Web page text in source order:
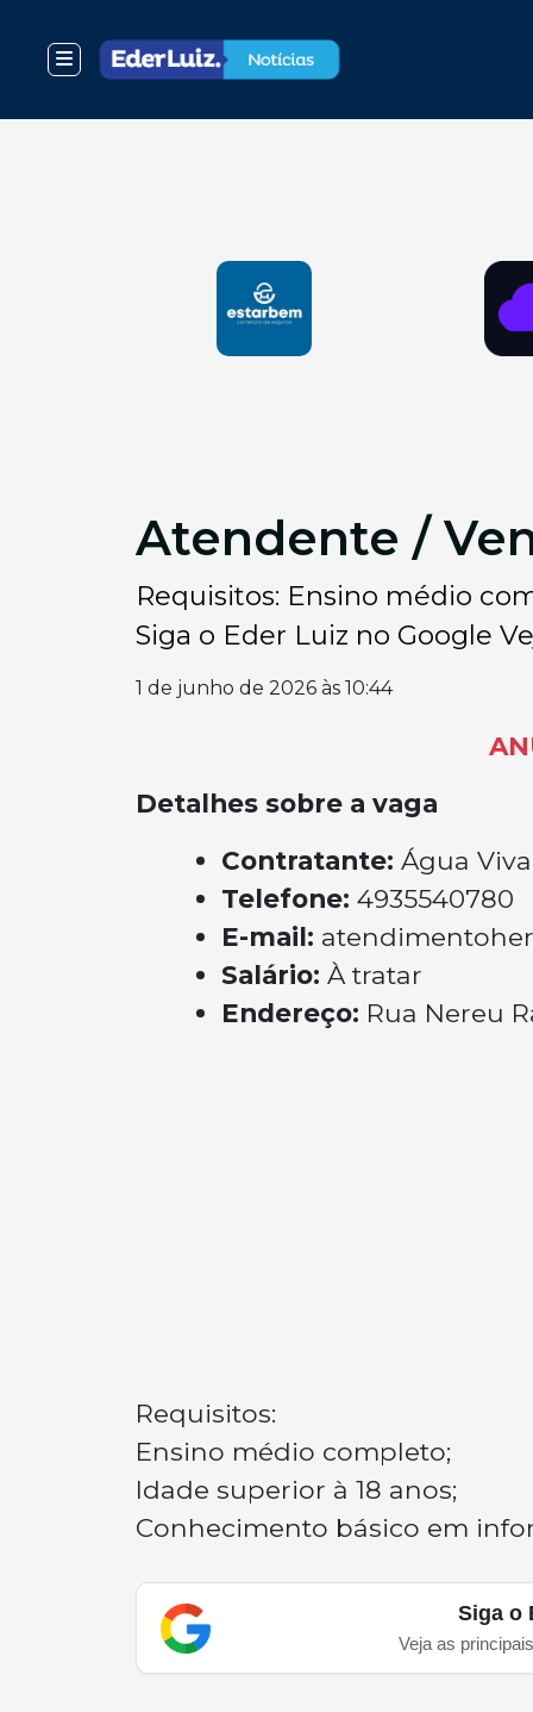
Atendente /
Requisitos: Ensino médio
Siga o Eder Luiz no Google
1 de junho de 2026 às 10:44
Detalhes sobre a vaga
Contratante: Água
Telefone: 4935540780
E-mail:
Salário: À tratar
Endereço: Rua Nereu
Requisitos:
Ensino médio completo;
Idade superior à 18 anos;
Conhecimento básico em
Siga o
Veja as